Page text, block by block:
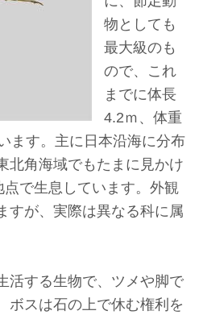
物としても
最大級のも
ので、これ
までに体長
4.2ｍ、体重
ます。主に日本沿海に分布
北角海域でもたまに見かけ
で生息しています。外観
すが、実際は異なる科に属
活する生物で、ツメや脚で
ボスは石の上で休む権利を